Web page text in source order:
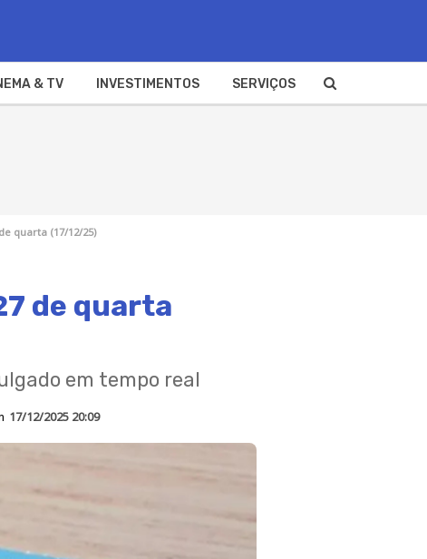
& TV INVESTIMENTOS SERVIÇOS
quarta (17/12/25)
de quarta
em tempo real
17/12/2025 20:09